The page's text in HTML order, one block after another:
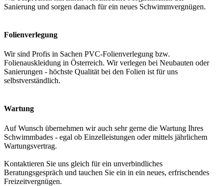
Sanierung und sorgen danach für ein neues Schwimmvergnügen.
Folienverlegung
Wir sind Profis in Sachen PVC-Folienverlegung bzw.
Folienauskleidung in Österreich. Wir verlegen bei Neubauten oder
Sanierungen - höchste Qualität bei den Folien ist für uns
selbstverständlich.
Wartung
Auf Wunsch übernehmen wir auch sehr gerne die Wartung Ihres
Schwimmbades - egal ob Einzelleistungen oder mittels jährlichem
Wartungsvertrag.
Kontaktieren Sie uns gleich für ein unverbindliches
Beratungsgespräch und tauchen Sie ein in ein neues, erfrischendes
Freizeitvergnügen.